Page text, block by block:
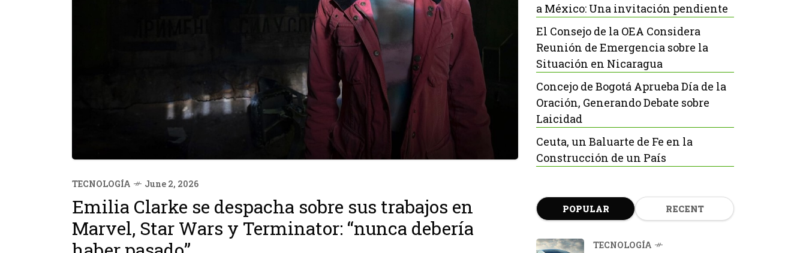
TECNOLOGÍA June 2, 2026
Emilia Clarke se despacha sobre sus trabajos en
Marvel, Star Wars y Terminator: “nunca debería
a México: Una invitación pendiente
El Consejo de la OEA Considera
Reunión de Emergencia sobre la
Situación en Nicaragua
Concejo de Bogotá Aprueba Día de la
Oración, Generando Debate sobre
Laicidad
Ceuta, un Baluarte de Fe en la
Construcción de un País
POPULAR RECENT
TECNOLOGÍA